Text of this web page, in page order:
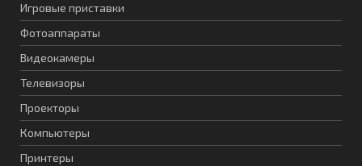
Игровые приставки
Фотоаппараты
Видеокамеры
Телевизоры
Проекторы
Компьютеры
Принтеры